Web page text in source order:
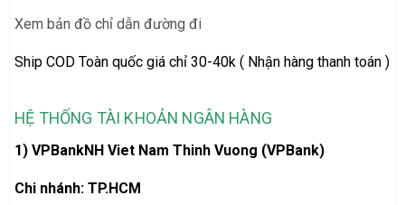
Xem bản đồ chỉ dẫn đường đi
Ship COD Toàn quốc giá chỉ 30-40k ( Nhận hàng thanh toán )
HỆ THỐNG TÀI KHOẢN NGÂN HÀNG
1) VPBankNH Viet Nam Thinh Vuong (VPBank)
Chi nhánh: TP.HCM